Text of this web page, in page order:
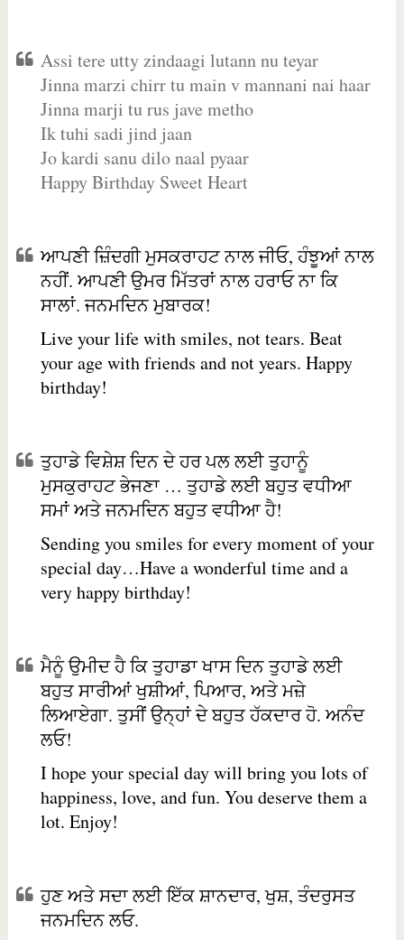
Assi tere utty zindaagi lutann nu teyar
Jinna marzi chirr tu main v mannani nai haar
Jinna marji tu rus jave metho
Ik tuhi sadi jind jaan
Jo kardi sanu dilo naal pyaar
Happy Birthday Sweet Heart
ਆਪਣੀ ਜ਼ਿੰਦਗੀ ਮੁਸਕਰਾਹਟ ਨਾਲ ਜੀਓ, ਹੰਝੂਆਂ ਨਾਲ
ਨਹੀਂ. ਆਪਣੀ ਉਮਰ ਮਿੱਤਰਾਂ ਨਾਲ ਹਰਾਓ ਨਾ ਕਿ
ਸਾਲਾਂ. ਜਨਮਦਿਨ ਮੁਬਾਰਕ!
Live your life with smiles, not tears. Beat
your age with friends and not years. Happy
birthday!
ਤੁਹਾਡੇ ਵਿਸ਼ੇਸ਼ ਦਿਨ ਦੇ ਹਰ ਪਲ ਲਈ ਤੁਹਾਨੂੰ
ਮੁਸਕੁਰਾਹਟ ਭੇਜਣਾ … ਤੁਹਾਡੇ ਲਈ ਬਹੁਤ ਵਧੀਆ
ਸਮਾਂ ਅਤੇ ਜਨਮਦਿਨ ਬਹੁਤ ਵਧੀਆ ਹੈ!
Sending you smiles for every moment of your
special day…Have a wonderful time and a
very happy birthday!
ਮੈਨੂੰ ਉਮੀਦ ਹੈ ਕਿ ਤੁਹਾਡਾ ਖਾਸ ਦਿਨ ਤੁਹਾਡੇ ਲਈ
ਬਹੁਤ ਸਾਰੀਆਂ ਖੁਸ਼ੀਆਂ, ਪਿਆਰ, ਅਤੇ ਮਜ਼ੇ
ਲਿਆਏਗਾ. ਤੁਸੀਂ ਉਨ੍ਹਾਂ ਦੇ ਬਹੁਤ ਹੱਕਦਾਰ ਹੋ. ਅਨੰਦ
ਲਓ!
I hope your special day will bring you lots of
happiness, love, and fun. You deserve them a
lot. Enjoy!
ਹੁਣ ਅਤੇ ਸਦਾ ਲਈ ਇੱਕ ਸ਼ਾਨਦਾਰ, ਖੁਸ਼, ਤੰਦਰੁਸਤ
ਜਨਮਦਿਨ ਲਓ.